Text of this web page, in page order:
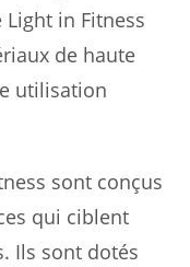
in Fitness
de haute
utilisation
sont conçus
qui ciblent
Ils sont dotés